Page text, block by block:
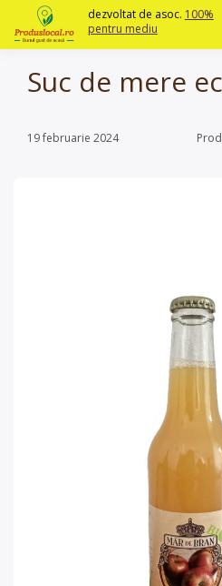
content
dezvoltat de asoc. 100%
pentru mediu
Suc de mere
19 februarie 2024